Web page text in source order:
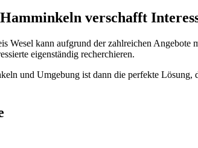
verschafft
Wesel kann aufgrund der zahlreichen
eigenständig recherchieren.
und Umgebung ist dann die perfekte